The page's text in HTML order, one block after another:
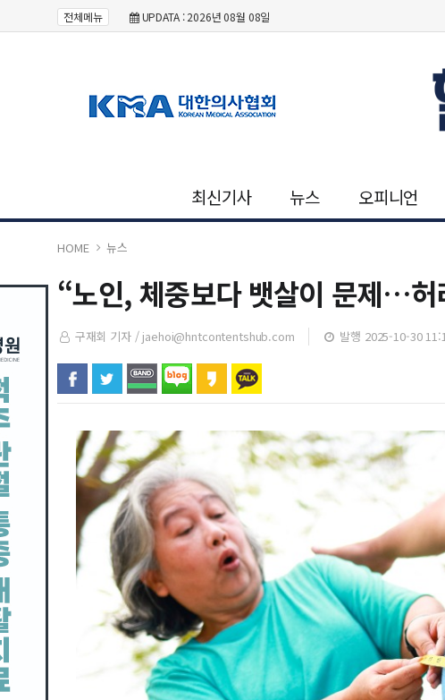
전체메뉴 UPDATA : 2026년 08월 08일
최신기사 뉴스 오피니언
HOME 뉴스
“노인, 체중보다 뱃살이 문제…
구재회 기자 / jaehoi@hntcontentshub.com 발행 2025-10-30